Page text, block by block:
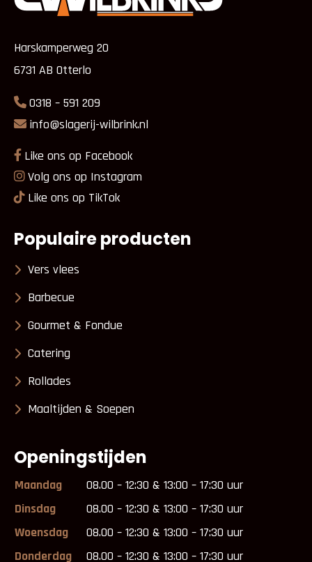
Harskamperweg 20
6731 AB Otterlo
0318 – 591 209
info@slagerij-wilbrink.nl
Like ons op Facebook
Volg ons op Instagram
Like ons op TikTok
Populaire producten
Vers vlees
Barbecue
Gourmet & Fondue
Catering
Rollades
Maaltijden & Soepen
Openingstijden
Maandag
08.00 – 12:30 & 13:00 – 17:30 uur
Dinsdag
08.00 – 12:30 & 13:00 – 17:30 uur
Woensdag
08.00 – 12:30 & 13:00 – 17:30 uur
Donderdag
08.00 – 12:30 & 13:00 – 17:30 uur